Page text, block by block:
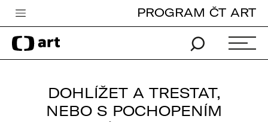
Česká televize
Zpravodajství
PROGRAM ČT ART
DOHLÍŽET A TRESTAT,
NEBO S POCHOPENÍM